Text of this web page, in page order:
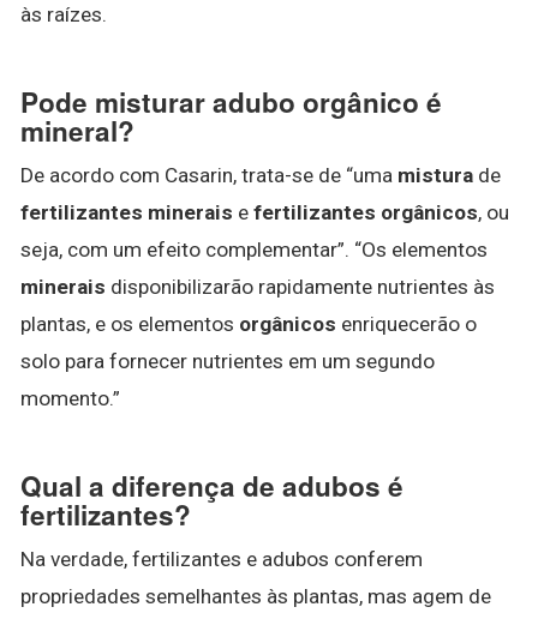
às raízes.
Pode misturar adubo orgânico é
mineral?
De acordo com Casarin, trata-se de “uma mistura de
fertilizantes minerais e fertilizantes orgânicos, ou
seja, com um efeito complementar”. “Os elementos
minerais disponibilizarão rapidamente nutrientes às
plantas, e os elementos orgânicos enriquecerão o
solo para fornecer nutrientes em um segundo
momento.”
Qual a diferença de adubos é
fertilizantes?
Na verdade, fertilizantes e adubos conferem
propriedades semelhantes às plantas, mas agem de